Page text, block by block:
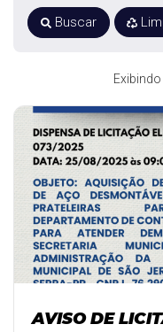
Exibindo
AVISO DE
Buscar